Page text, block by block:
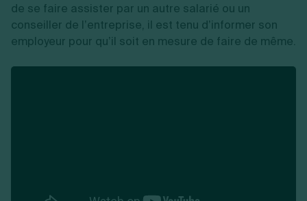
de se faire assister par un autre salarié ou un
conseiller de l’entreprise, il est tenu d’informer son
employeur pour qu’il soit en mesure de faire de même.